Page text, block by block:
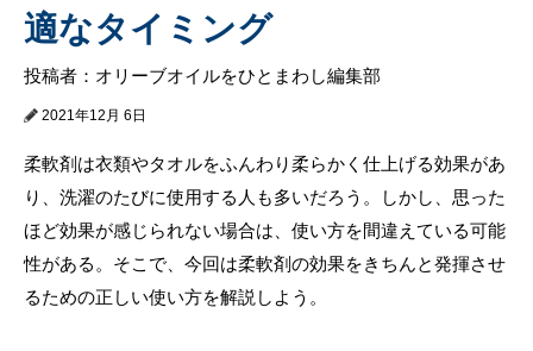
適なタイミング
投稿者：オリーブオイルをひとまわし編集部
2021年12月 6日
柔軟剤は衣類やタオルをふんわり柔らかく仕上げる効果があ
り、洗濯のたびに使用する人も多いだろう。しかし、思った
ほど効果が感じられない場合は、使い方を間違えている可能
性がある。そこで、今回は柔軟剤の効果をきちんと発揮させ
るための正しい使い方を解説しよう。